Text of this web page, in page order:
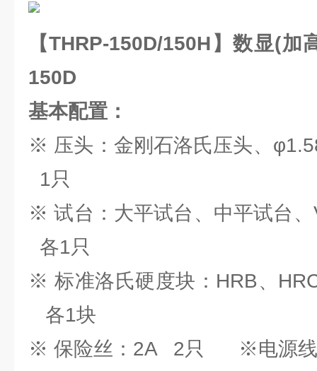
【THRP-150D/150H】数显(
150D
基本配置：
※ 压头：金刚石洛氏压头
1只
※ 试台：大平试台、中
各1只
※ 标准洛氏硬度块：HRB、
各1块
※ 保险丝：2A 2只 ※电源